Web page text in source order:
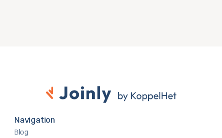
Navigation
Blog